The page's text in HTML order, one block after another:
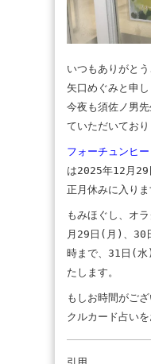
いつもありがとう
矢口めぐみと申し
今夜も須佐ノ男
ていただいており
フォーチュンヒ
は2025年12月29
正月休みに入りま
もみほぐし、オ
月29日(月)、30
時まで、31日(
たします。
もしお時間がご
クルカード占いを